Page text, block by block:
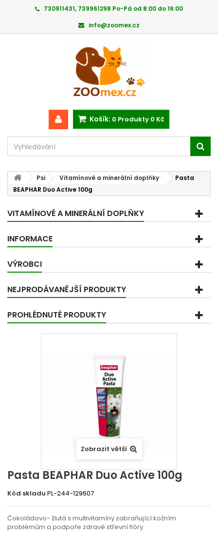
730911431, 739961298 Po-Pá od 8:00 do 16:00
info@zoomex.cz
Košík: 0 Produkty 0 Kč
Psi Vitamínové a minerální doplňky
Pasta
BEAPHAR Duo Active 100g
VITAMÍNOVÉ A MINERÁLNÍ DOPLŇKY
INFORMACE
VÝROBCI
NEJPRODÁVANĚJŠÍ PRODUKTY
PROHLÉDNUTÉ PRODUKTY
Zobrazit větší
Pasta BEAPHAR Duo Active 100g
Kód skladu PL-244-129607
Čokoládovo- žlutá s multivitamíny zabraňující kožním
problémům a podpoře zdravé střevní flóry.